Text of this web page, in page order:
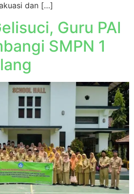
dan […]
Guru PAI
SMPN 1